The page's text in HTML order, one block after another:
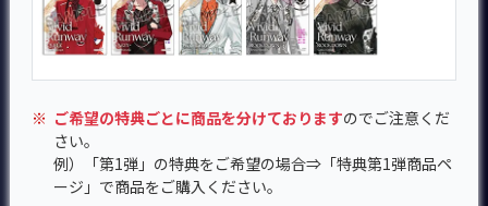
※ ご希望の特典ごとに商品を分けておりますのでご注意くだ
さい。
例）「第1弾」の特典をご希望の場合⇒「特典第1弾商品ペ
ージ」で商品をご購入ください。